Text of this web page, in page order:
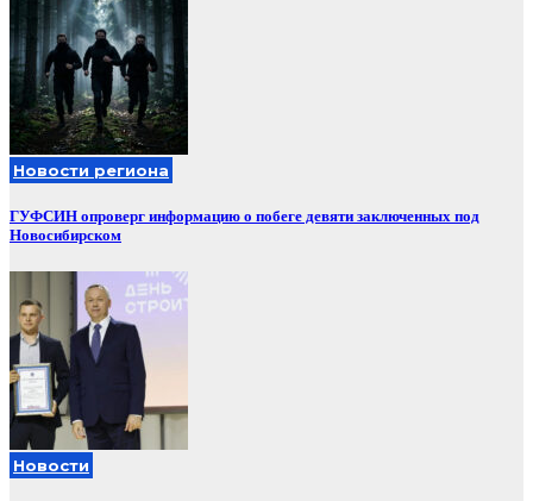
Новости региона
ГУФСИН опроверг информацию о побеге девяти заключенных под
Новосибирском
Новости